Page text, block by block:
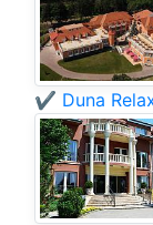
✔️ Duna